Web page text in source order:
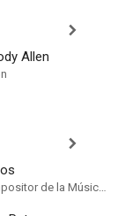
Allen
Compositor de la Música Original